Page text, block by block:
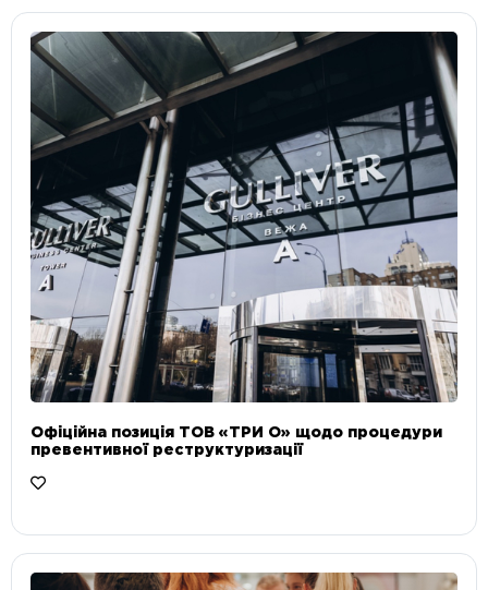
Офіційна позиція ТОВ «ТРИ О» щодо процедури
превентивної реструктуризації